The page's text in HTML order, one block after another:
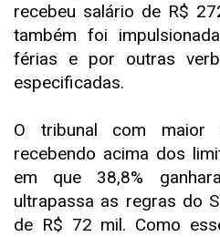
recebeu salário de R$
também foi
férias e por outras
especificadas.
O tribunal com maior
recebendo acima dos
em que 38,8%
ultrapassa as regras do
de R$ 72 mil. Como